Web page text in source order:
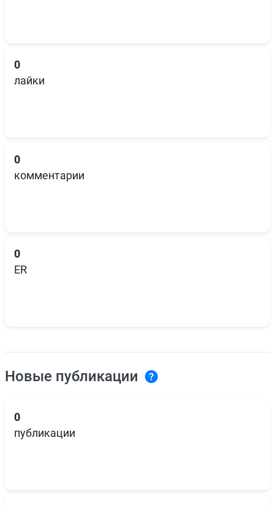
0
лайки
0
комментарии
0
ER
Новые публикации
0
публикации